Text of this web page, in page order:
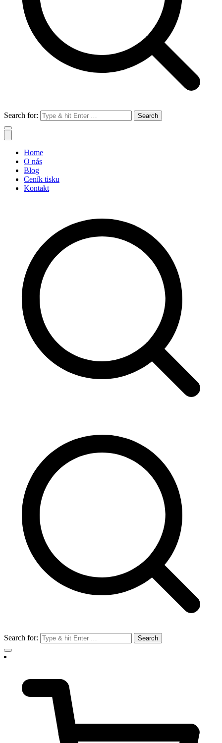
Search for:
Home
O nás
Blog
Ceník tisku
Kontakt
Search for: